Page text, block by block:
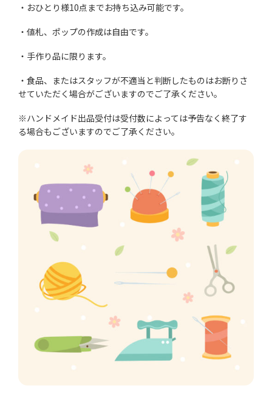
・おひとり様10点までお持ち込み可能です。
・値札、ポップの作成は自由です。
・手作り品に限ります。
・食品、またはスタッフが不適当と判断したものはお断りさ
せていただく場合がございますのでご了承ください。
※ハンドメイド出品受付は受付数によっては予告なく終了す
る場合もございますのでご了承ください。